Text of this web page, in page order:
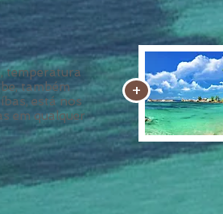
temperatura
também
está nos
em qualquer
+